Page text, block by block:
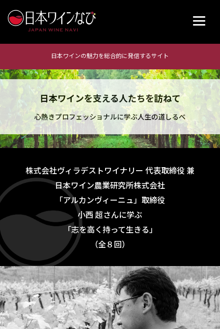
日本ワインの魅力を総合的に発信するサイト
日本ワインを支える人たちを訪ねて
心熱きプロフェッショナルに学ぶ人生の道しるべ
株式会社ヴィラデストワイナリー 代表取締役 兼
日本ワイン農業研究所株式会社
「アルカンヴィーニュ」取締役
小西 超さんに学ぶ
「志を高く持って生きる」
（全８回）